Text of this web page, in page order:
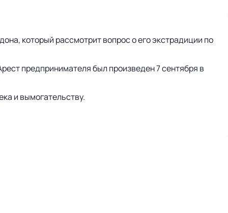
который рассмотрит вопрос о его экстрадиции по
предпринимателя был произведен 7 сентября в
и вымогательству.